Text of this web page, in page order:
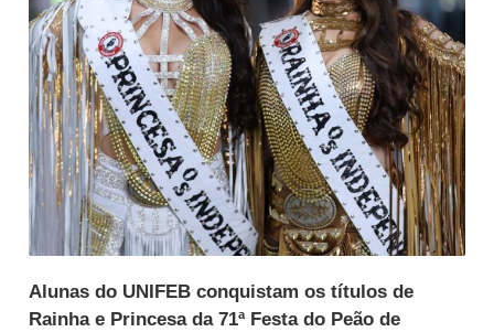
Alunas do UNIFEB conquistam os títulos de
Rainha e Princesa da 71ª Festa do Peão de